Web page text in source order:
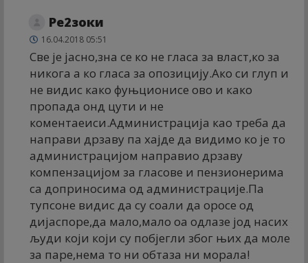
Ре2зоки
16.04.2018 05:51
Све је јасно,зна се ко не гласа за власт,ко за
никога а ко гласа за опозицију.Ако си глуп и
не видис како фуњционисе ово и како
пропада онд цути и не
коментаеиси.Администрација као треба да
направи дрзаву па хајде да видимо ко је то
администрацијом направио дрзаву
компензацијом за гласове и пензионерима
са доприносима од администрације.Па
тупсоне видис да су соали да оросе од
дијаспоре,да мало,мало оа одлазе јод насих
људи који који су побјегли због њих да моле
за паре,нема то ни обтаза ни морала!